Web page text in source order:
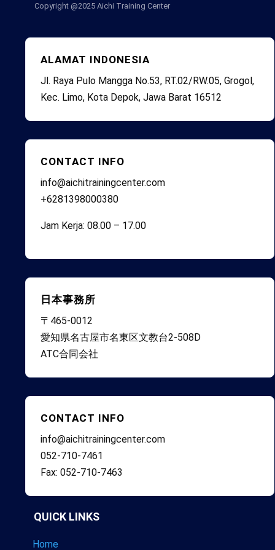
Copyright @2025 Aichi Training Center
ALAMAT INDONESIA
Jl. Raya Pulo Mangga No.53, RT.02/RW.05, Grogol,
Kec. Limo, Kota Depok, Jawa Barat 16512
CONTACT INFO
info@aichitrainingcenter.com
+6281398000380
Jam Kerja: 08.00 – 17.00
日本事務所
〒465-0012
愛知県名古屋市名東区文教台2-508D
ATC合同会社
CONTACT INFO
info@aichitrainingcenter.com
052-710-7461
Fax: 052-710-7463
QUICK LINKS
Home